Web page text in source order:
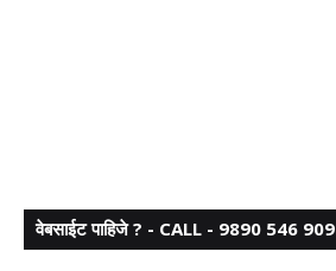
वेबसाईट पाहिजे ? - CALL - 9890 546 909